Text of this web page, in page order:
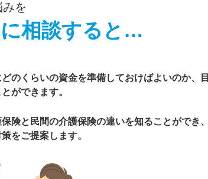
を
に相談すると…
のくらいの資金を準備しておけばよいのか、目
ができます。
険と民間の介護保険の違いを知ることができ、
をご提案します。